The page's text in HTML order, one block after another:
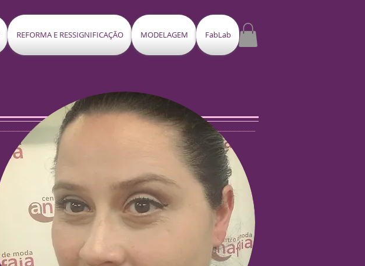
REFORMA E RESSIGNIFICAÇÃO MODELAGEM FabLab